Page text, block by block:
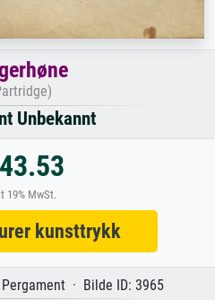
Unbekannt
19% MwSt.
kunsttrykk
· Bilde ID: 3965